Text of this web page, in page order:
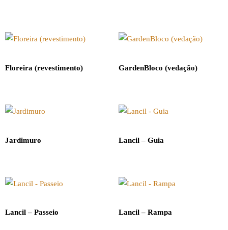
Floreira (revestimento) GardenBloco (vedação)
Jardimuro Lancil – Guia
Lancil – Passeio Lancil – Rampa